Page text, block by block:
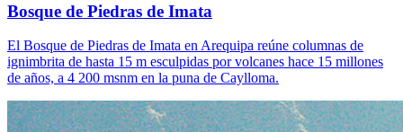
Bosque de Piedras de Imata
El Bosque de Piedras de Imata en Arequipa reúne columnas de
ignimbrita de hasta 15 m esculpidas por volcanes hace 15 millones
de años, a 4 200 msnm en la puna de Caylloma.